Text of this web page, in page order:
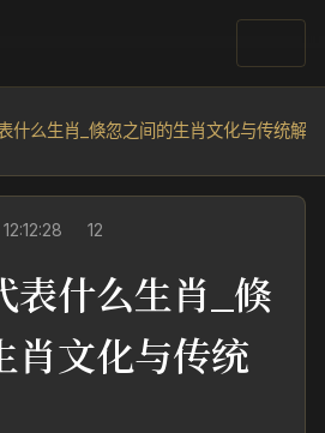
什么生肖_倏忽之间的生肖文化与传统解读
12
表什么生肖_倏
肖文化与传统